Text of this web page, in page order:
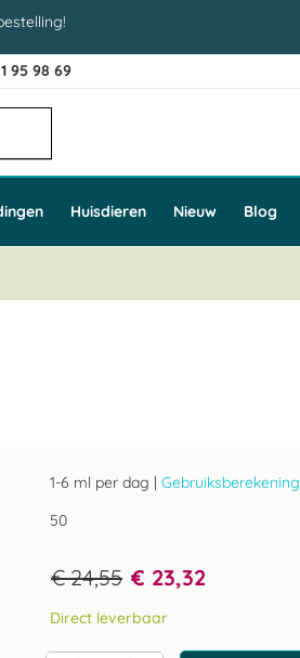
95 98 69
Huisdieren Nieuw Blog
1-6 ml per dag | Gebruiksberekening
50
€ 24,55 € 23,32
Direct leverbaar